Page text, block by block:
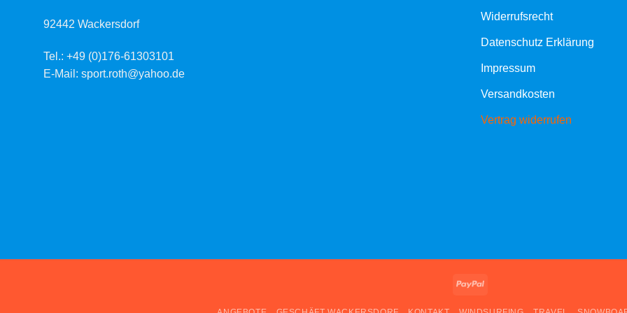
92442 Wackersdorf
Tel.: +49 (0)176-61303101
E-Mail: sport.roth@yahoo.de
Widerrufsrecht
Datenschutz Erklärung
Impressum
Versandkosten
Vertrag widerrufen
PayPal